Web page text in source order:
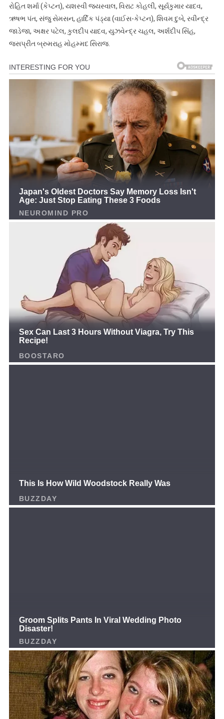
રોહિત શર્મા (કેપ્ટન), યશસ્વી જયસ્વાલ, વિરાટ કોહલી, સૂર્યકુમાર યાદવ,
ઋષભ પંત, સંજુ સેમસન, હાર્દિક પંડ્યા (વાઈસ-કેપ્ટન), શિવમ દુબે, રવીન્દ્ર
જાડેજા, અક્ષર પટેલ, કુલદીપ યાદવ, યુઝવેન્દ્ર ચહલ, અર્શદીપ સિંહ,
જસપ્રીત બ્રુમરાહ મોહમ્મદ સિરાજ.